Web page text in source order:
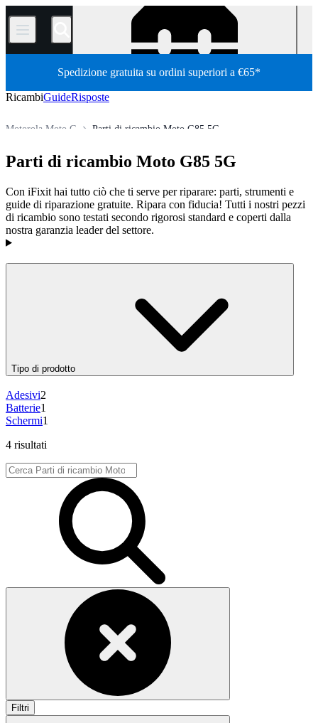
/
Spedizione gratuita su ordini superiori a €65*
RicambiGuideRisposte
Parti di ricambio Moto G85 5G
Motorola Moto G
Parti di ricambio Moto G85 5G
Con iFixit hai tutto ciò che ti serve per riparare: parti, strumenti e
guide di riparazione gratuite. Ripara con fiducia! Tutti i nostri pezzi
di ricambio sono testati secondo rigorosi standard e coperti dalla
nostra garanzia leader del settore.
Prodotti
Tipo di prodotto
Adesivi2
Batterie1
Schermi1
4 risultati
Filtri